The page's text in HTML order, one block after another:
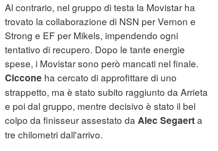
Al contrario, nel gruppo di testa la Movistar ha
trovato la collaborazione di NSN per Vernon e
Strong e EF per Mikels, impendendo ogni
tentativo di recupero. Dopo le tante energie
spese, i Movistar sono però mancati nel finale.
Ciccone ha cercato di approfittare di uno
strappetto, ma è stato subito raggiunto da Arrieta
e poi dal gruppo, mentre decisivo è stato il bel
colpo da finisseur assestato da Alec Segaerta
tre chilometri dall'arrivo.